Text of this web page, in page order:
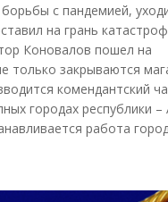
с пандемией,
на грань
Коновалов пошел на
только закрываются
комендантский
городах республики –
работа